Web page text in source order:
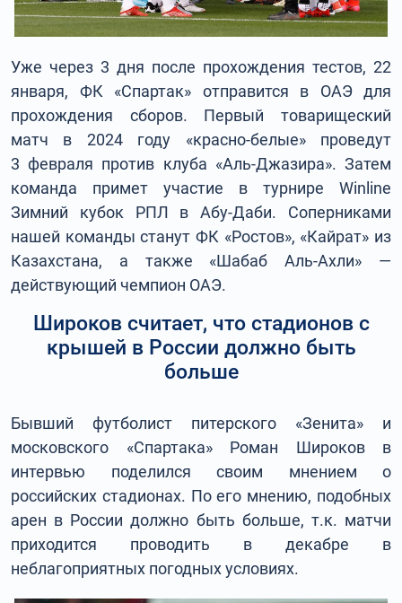
Уже через 3 дня после прохождения тестов, 22
января, ФК «Спартак» отправится в ОАЭ для
прохождения сборов. Первый товарищеский
матч в 2024 году «красно-белые» проведут
3 февраля против клуба «Аль-Джазира». Затем
команда примет участие в турнире Winline
Зимний кубок РПЛ в Абу-Даби. Соперниками
нашей команды станут ФК «Ростов», «Кайрат» из
Казахстана, а также «Шабаб Аль-Ахли» —
действующий чемпион ОАЭ.
Широков считает, что стадионов с
крышей в России должно быть
больше
Бывший футболист питерского «Зенита» и
московского «Спартака» Роман Широков в
интервью поделился своим мнением о
российских стадионах. По его мнению, подобных
арен в России должно быть больше, т.к. матчи
приходится проводить в декабре в
неблагоприятных погодных условиях.